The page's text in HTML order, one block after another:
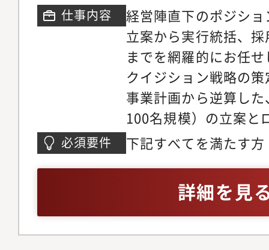
仕事内容
経営陣直下のポジシ
立案から実行統括、
までを網羅的にお任
クイジション戦略の
事業計画から逆算し
100名規模）の立案と
各部門責任者（エン
計画の実行推進・採
託を含む）のマネジ
バー育成■採用ブラン
ングの牽引・EVP（
必須要件
下記すべてを満たす
の経験・エンジニア
用戦略立案・実行経
詳細を見